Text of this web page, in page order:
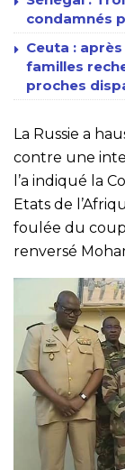
condamnés
Ceuta :
familles
proches
La Russie a
contre une
l’a indiqué la
Etats de
foulée du
renversé